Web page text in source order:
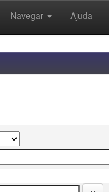
Navegar Ajuda